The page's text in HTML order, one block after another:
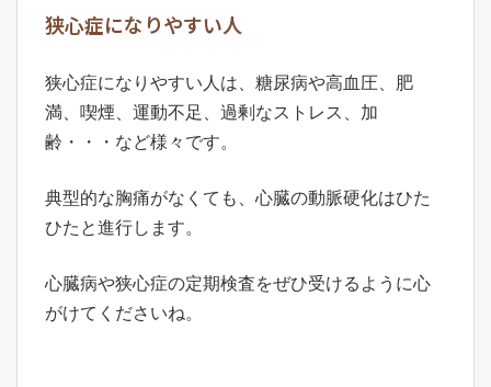
狭心症になりやすい人
狭心症になりやすい人は、糖尿病や高血圧、肥
満、喫煙、運動不足、過剰なストレス、加
齢・・・など様々です。
典型的な胸痛がなくても、心臓の動脈硬化はひた
ひたと進行します。
心臓病や狭心症の定期検査をぜひ受けるように心
がけてくださいね。